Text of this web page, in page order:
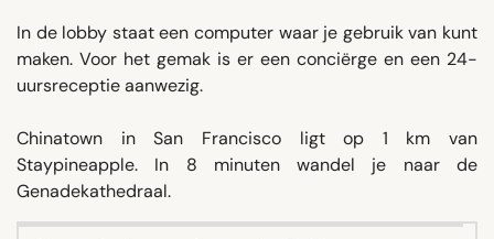
In de lobby staat een computer waar je gebruik van kunt
maken. Voor het gemak is er een conciërge en een 24-
uursreceptie aanwezig.
Chinatown in San Francisco ligt op 1 km van
Staypineapple. In 8 minuten wandel je naar de
Genadekathedraal.